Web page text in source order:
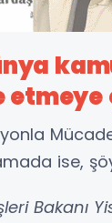
ise,
Bakanı